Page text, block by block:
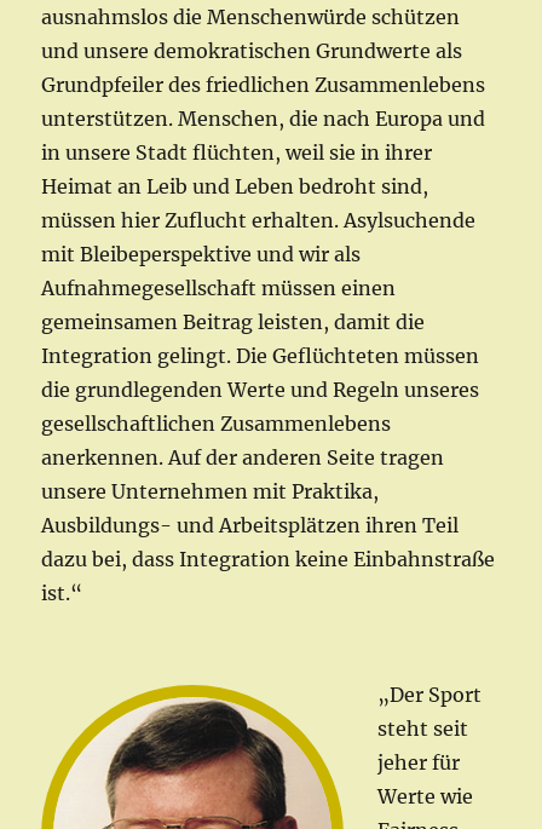
ausnahmslos die Menschenwürde schützen
und unsere demokratischen Grundwerte als
Grundpfeiler des friedlichen Zusammenlebens
unterstützen. Menschen, die nach Europa und
in unsere Stadt flüchten, weil sie in ihrer
Heimat an Leib und Leben bedroht sind,
müssen hier Zuflucht erhalten. Asylsuchende
mit Bleibeperspektive und wir als
Aufnahmegesellschaft müssen einen
gemeinsamen Beitrag leisten, damit die
Integration gelingt. Die Geflüchteten müssen
die grundlegenden Werte und Regeln unseres
gesellschaftlichen Zusammenlebens
anerkennen. Auf der anderen Seite tragen
unsere Unternehmen mit Praktika,
Ausbildungs- und Arbeitsplätzen ihren Teil
dazu bei, dass Integration keine Einbahnstraße
ist.“
„Der Sport
steht seit
jeher für
Werte wie